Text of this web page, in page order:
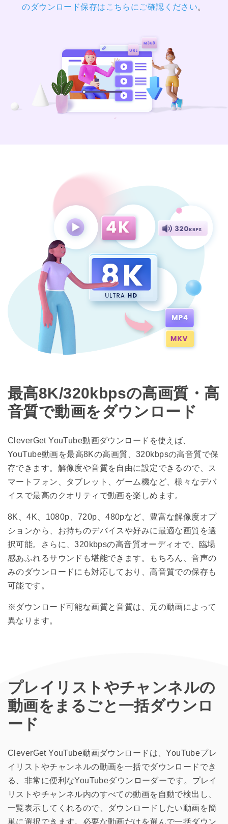
のダウンロード保存はこちらにご確認ください。
最高8K/320kbpsの高画質・高
音質で動画をダウンロード
CleverGet YouTube動画ダウンロードを使えば、
YouTube動画を最高8Kの高画質、320kbpsの高音質で保
存できます。解像度や音質を自由に設定できるので、ス
マートフォン、タブレット、ゲーム機など、様々なデバ
イスで最高のクオリティで動画を楽しめます。
8K、4K、1080p、720p、480pなど、豊富な解像度オプ
ションから、お持ちのデバイスや好みに最適な画質を選
択可能。さらに、320kbpsの高音質オーディオで、臨場
感あふれるサウンドも堪能できます。もちろん、音声の
みのダウンロードにも対応しており、高音質での保存も
可能です。
※ダウンロード可能な画質と音質は、元の動画によって
異なります。
プレイリストやチャンネルの
動画をまるごと一括ダウンロ
ード
CleverGet YouTube動画ダウンロードは、YouTubeプレ
イリストやチャンネルの動画を一括でダウンロードでき
る、非常に便利なYouTubeダウンローダーです。プレイ
リストやチャンネル内のすべての動画を自動で検出し、
一覧表示してくれるので、ダウンロードしたい動画を簡
単に選択できます。必要な動画だけを選んで一括ダウン